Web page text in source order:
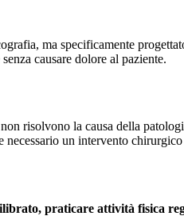
ma specificamente
causare dolore al paziente.
risolvono la causa della
un intervento
praticare attività fisica